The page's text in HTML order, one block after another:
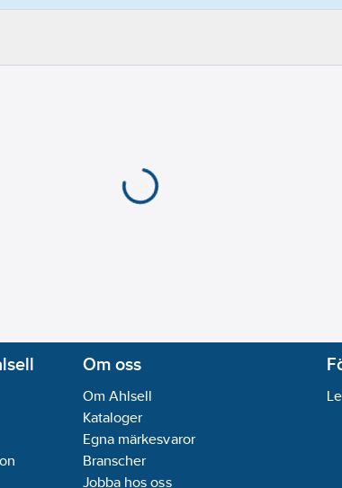
Om oss
Om Ahlsell
Kataloger
Egna märkesvaror
Branscher
Jobba hos oss